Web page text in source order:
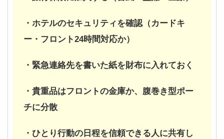
・ホテルのセキュリティを確認（カードキ
ー・フロント24時間対応か）
・緊急連絡先を書いた紙を財布に入れておく
・貴重品はフロントの金庫か、腹巻き型ポー
チに分散
・ひとり行動の日程を信頼できる人に共有し